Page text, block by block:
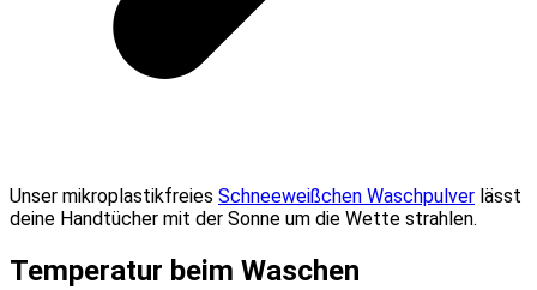
Unser mikroplastikfreies Schneeweißchen Waschpulver lässt
deine Handtücher mit der Sonne um die Wette strahlen.
Temperatur beim Waschen